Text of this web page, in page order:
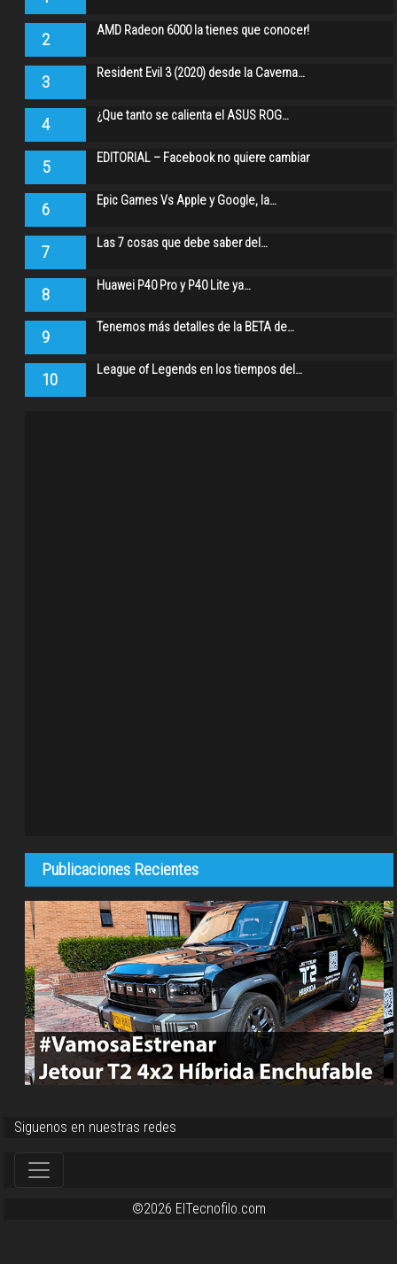
2 AMD Radeon 6000 la tienes que conocer!
3 Resident Evil 3 (2020) desde la Caverna…
4 ¿Que tanto se calienta el ASUS ROG…
5 EDITORIAL – Facebook no quiere cambiar
6 Epic Games Vs Apple y Google, la…
7 Las 7 cosas que debe saber del…
8 Huawei P40 Pro y P40 Lite ya…
9 Tenemos más detalles de la BETA de…
10 League of Legends en los tiempos del…
Publicaciones Recientes
Siguenos en nuestras redes
©2026 ElTecnofilo.com